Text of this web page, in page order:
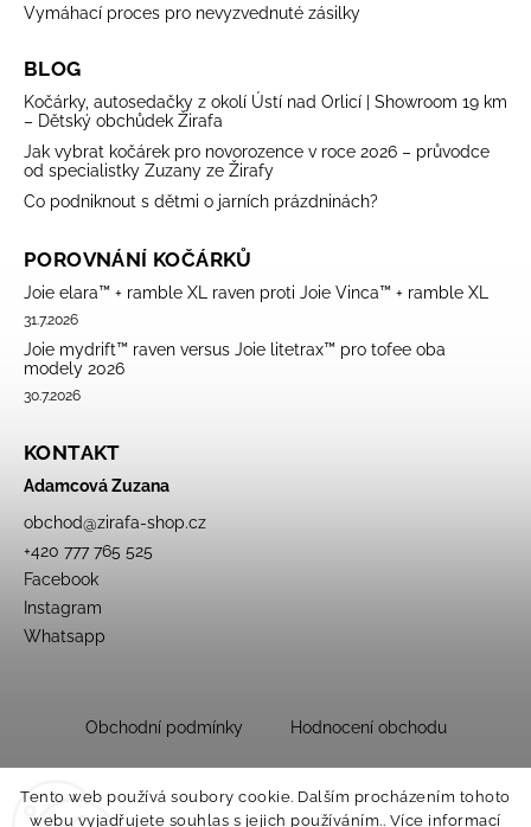
Tento web používá soubory cookie. Dalším procházením tohoto
webu vyjadřujete souhlas s jejich používáním.. Více informací
Vymáhací proces pro nevyzvednuté zásilky
BLOG
Kočárky, autosedačky z okolí Ústí nad Orlicí | Showroom 19 km
– Dětský obchůdek Žirafa
Jak vybrat kočárek pro novorozence v roce 2026 – průvodce
od specialistky Zuzany ze Žirafy
Co podniknout s dětmi o jarních prázdninách?
POROVNÁNÍ KOČÁRKŮ
Joie elara™ + ramble XL raven proti Joie Vinca™ + ramble XL
31.7.2026
Joie mydrift™ raven versus Joie litetrax™ pro tofee oba
modely 2026
30.7.2026
KONTAKT
Adamcová Zuzana
obchod@zirafa-shop.cz
+420 777 765 525
Facebook
Instagram
Whatsapp
Obchodní podmínky Hodnocení obchodu